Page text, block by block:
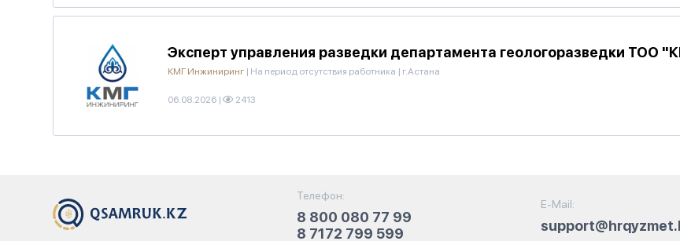
Эксперт управления разведки департамента геологоразведки ТОО
КМГ Инжиниринг | На период отсутствия работника | г.Астана
06.08.2026 | 2413
Телефон:
8 800 080 77 99
8 7172 799 599
E-Mail: